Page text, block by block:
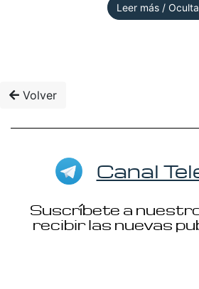
Leer más /
Volver
Canal
Suscríbete a
recibir las nuevas